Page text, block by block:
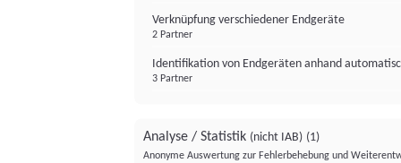
Verknüpfung verschiedener Endgeräte
2 Partner
Identifikation von Endgeräten anhand
3 Partner
Analyse / Statistik (nicht IAB) (1)
Anonyme Auswertung zur Fehlerbehebung und